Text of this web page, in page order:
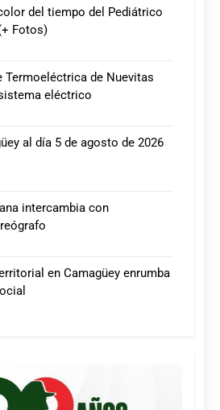
del tiempo del Pediátrico
Fotos)
Termoeléctrica de Nuevitas
eléctrico
al día 5 de agosto de 2026
intercambia con
en Camagüey enrumba